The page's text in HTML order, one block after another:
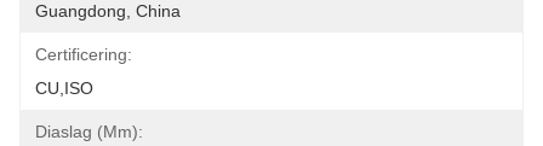
Guangdong, China
Certificering:
CU,ISO
Diaslag (mm):